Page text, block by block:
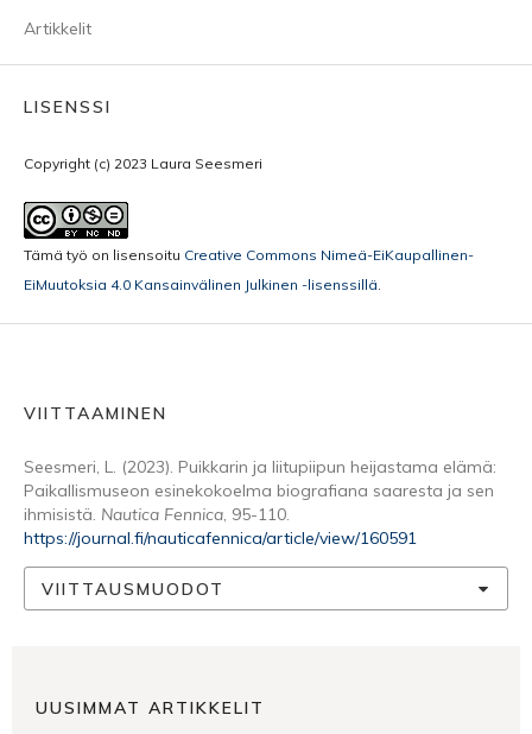
Artikkelit
LISENSSI
Copyright (c) 2023 Laura Seesmeri
Tämä työ on lisensoitu Creative Commons Nimeä-EiKaupallinen-
EiMuutoksia 4.0 Kansainvälinen Julkinen -lisenssillä.
VIITTAAMINEN
Seesmeri, L. (2023). Puikkarin ja liitupiipun heijastama elämä:
Paikallismuseon esinekokoelma biografiana saaresta ja sen
ihmisistä. Nautica Fennica, 95-110.
https://journal.fi/nauticafennica/article/view/160591
VIITTAUSMUODOT
UUSIMMAT ARTIKKELIT